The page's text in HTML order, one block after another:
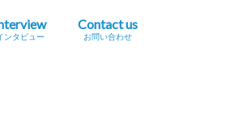
ンタビュー
Contact us
お問い合わせ